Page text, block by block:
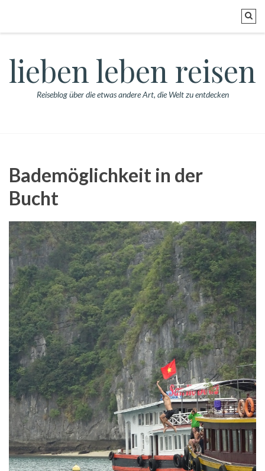
lieben leben reisen
Reiseblog über die etwas andere Art, die Welt zu entdecken
Bademöglichkeit in der
Bucht